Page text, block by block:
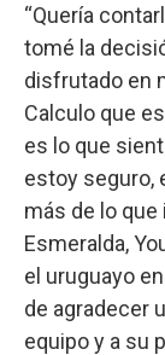
“Quería
tomé la
disfrutado en
Calculo que
es lo que
estoy seguro,
más de lo
Esmeralda,
el uruguayo
de agradecer
equipo y a su